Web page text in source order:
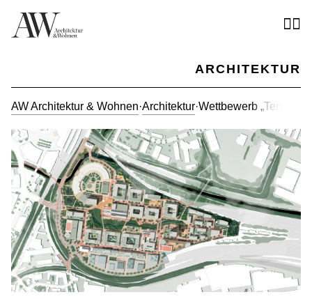
ARCHITEKTUR
AW Architektur & Wohnen·Architektur·Wettbewerb „Terminal